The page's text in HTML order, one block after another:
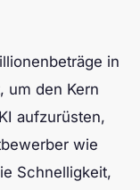
in
um den Kern
aufzurüsten,
wie
Schnelligkeit,